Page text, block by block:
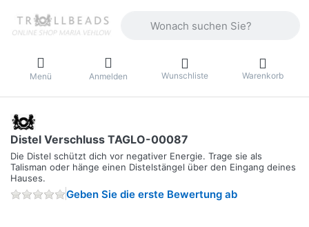
Menü Anmelden Wunschliste Warenkorb
Distel Verschluss TAGLO-00087
Die Distel schützt dich vor negativer Energie. Trage sie als
Talisman oder hänge einen Distelstängel über den Eingang deines
Hauses.
Geben Sie die erste Bewertung ab